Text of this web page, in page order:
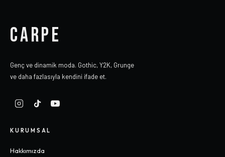
CARPE
Genç ve dinamik moda. Gothic, Y2K, Grunge
ve daha fazlasıyla kendini ifade et.
KURUMSAL
Hakkımızda